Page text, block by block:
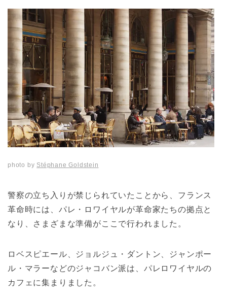
photo by Stéphane Goldstein
警察の立ち入りが禁じられていたことから、フランス
革命時には、パレ・ロワイヤルが革命家たちの拠点と
なり、さまざまな準備がここで行われました。
ロベスピエール、ジョルジュ・ダントン、ジャンポー
ル・マラーなどのジャコバン派は、パレロワイヤルの
カフェに集まりました。